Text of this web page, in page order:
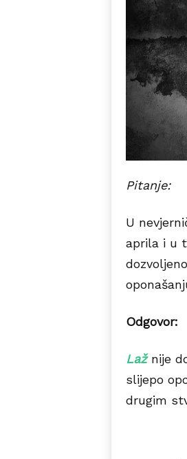
Pitanje:
U
aprila i u
Odgovor:
Laž nije
slijepo
drugim